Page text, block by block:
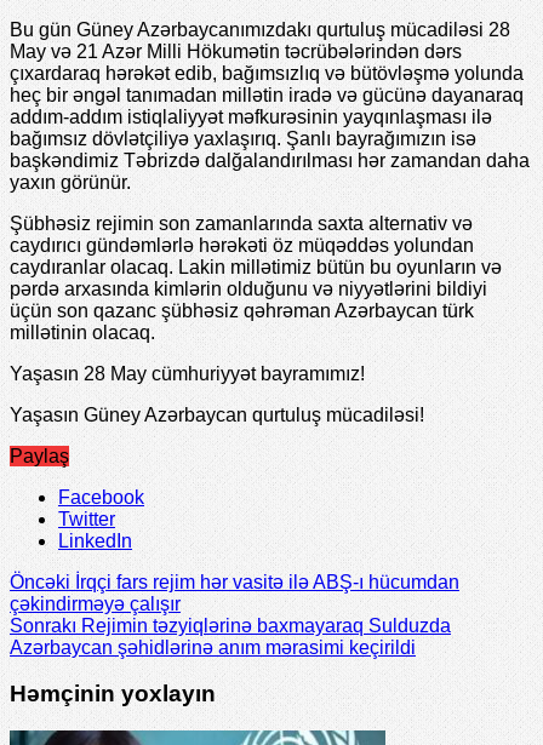
Bu gün Güney Azərbaycanımızdakı qurtuluş mücadiləsi 28
May və 21 Azər Milli Hökumətin təcrübələrindən dərs
çıxardaraq hərəkət edib, bağımsızlıq və bütövləşmə yolunda
heç bir əngəl tanımadan millətin iradə və gücünə dayanaraq
addım-addım istiqlaliyyət məfkurəsinin yayqınlaşması ilə
bağımsız dövlətçiliyə yaxlaşırıq. Şanlı bayrağımızın isə
başkəndimiz Təbrizdə dalğalandırılması hər zamandan daha
yaxın görünür.
Şübhəsiz rejimin son zamanlarında saxta alternativ və
caydırıcı gündəmlərlə hərəkəti öz müqəddəs yolundan
caydıranlar olacaq. Lakin millətimiz bütün bu oyunların və
pərdə arxasında kimlərin olduğunu və niyyətlərini bildiyi
üçün son qazanc şübhəsiz qəhrəman Azərbaycan türk
millətinin olacaq.
Yaşasın 28 May cümhuriyyət bayramımız!
Yaşasın Güney Azərbaycan qurtuluş mücadiləsi!
Paylaş
Facebook
Twitter
LinkedIn
Öncəkiİrqçi fars rejim hər vasitə ilə ABŞ-ı hücumdan
çəkindirməyə çalışır
SonrakıRejimin təzyiqlərinə baxmayaraq Sulduzda
Azərbaycan şəhidlərinə anım mərasimi keçirildi
Həmçinin yoxlayın